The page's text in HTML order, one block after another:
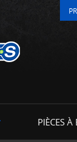
PIÈCES À